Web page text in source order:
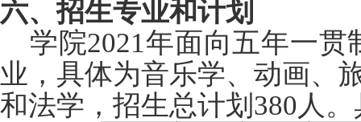
六、招生专业和计划
学院2021年面向五年一贯
业，具体为音乐学、动画、
和法学，招生总计划380人